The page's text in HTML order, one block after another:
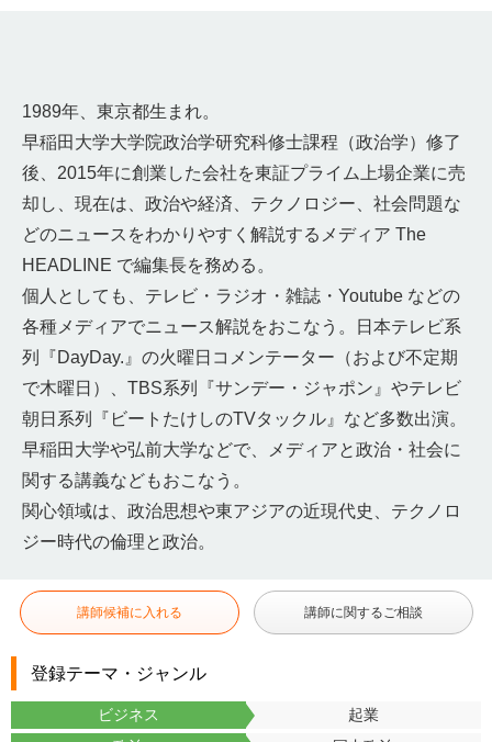
1989年、東京都生まれ。
早稲田大学大学院政治学研究科修士課程（政治学）修了
後、2015年に創業した会社を東証プライム上場企業に売
却し、現在は、政治や経済、テクノロジー、社会問題な
どのニュースをわかりやすく解説するメディア The
HEADLINE で編集長を務める。
個人としても、テレビ・ラジオ・雑誌・Youtube などの
各種メディアでニュース解説をおこなう。日本テレビ系
列『DayDay.』の火曜日コメンテーター（および不定期
で木曜日）、TBS系列『サンデー・ジャポン』やテレビ
朝日系列『ビートたけしのTVタックル』など多数出演。
早稲田大学や弘前大学などで、メディアと政治・社会に
関する講義などもおこなう。
関心領域は、政治思想や東アジアの近現代史、テクノロ
ジー時代の倫理と政治。
講師候補に入れる 講師に関するご相談
登録テーマ・ジャンル
ビジネス
起業